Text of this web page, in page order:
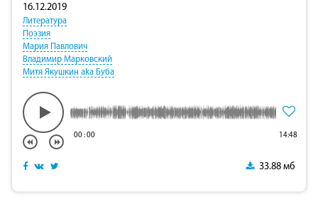
16.12.2019
Литература
Поэзия
Мария Павлович
Владимир Марковский
Митя Якушкин aka Буба
00:00 14:48
33.88 мб